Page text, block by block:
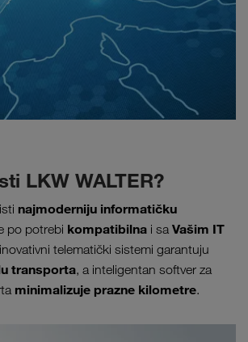
LKW WALTER?
najmoderniju informatičku
po potrebi kompatibilna i sa Vašim IT
telematički sistemi garantuju
transporta, a inteligentan softver za
minimalizuje prazne kilometre.